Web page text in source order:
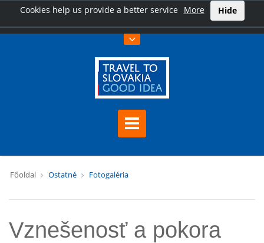
Cookies help us provide a better service More Hide
Főoldal Ostatné Fotogaléria
Vznešenosť a pokora